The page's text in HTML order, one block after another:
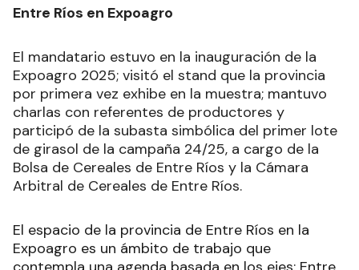
Entre Ríos en Expoagro
El mandatario estuvo en la inauguración de la
Expoagro 2025; visitó el stand que la provincia
por primera vez exhibe en la muestra; mantuvo
charlas con referentes de productores y
participó de la subasta simbólica del primer lote
de girasol de la campaña 24/25, a cargo de la
Bolsa de Cereales de Entre Ríos y la Cámara
Arbitral de Cereales de Entre Ríos.
El espacio de la provincia de Entre Ríos en la
Expoagro es un ámbito de trabajo que